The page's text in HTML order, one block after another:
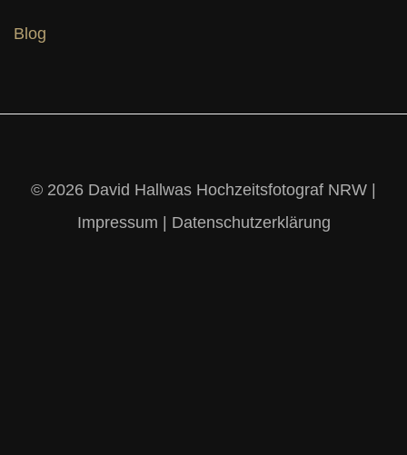
Blog
© 2026 David Hallwas Hochzeitsfotograf NRW |
Impressum | Datenschutzerklärung